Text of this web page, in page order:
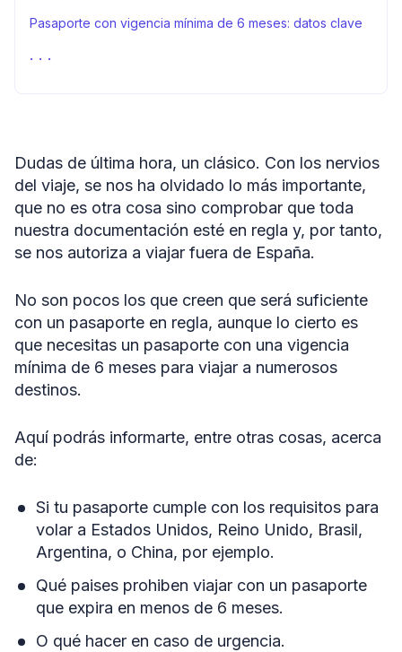
Pasaporte con vigencia mínima de 6 meses: datos clave
Dudas de última hora, un clásico. Con los nervios
del viaje, se nos ha olvidado lo más importante,
que no es otra cosa sino comprobar que toda
nuestra documentación esté en regla y, por tanto,
se nos autoriza a viajar fuera de España.
No son pocos los que creen que será suficiente
con un pasaporte en regla, aunque lo cierto es
que necesitas un pasaporte con una vigencia
mínima de 6 meses para viajar a numerosos
destinos.
Aquí podrás informarte, entre otras cosas, acerca
de:
Si tu pasaporte cumple con los requisitos para
volar a Estados Unidos, Reino Unido, Brasil,
Argentina, o China, por ejemplo.
Qué paises prohiben viajar con un pasaporte
que expira en menos de 6 meses.
O qué hacer en caso de urgencia.